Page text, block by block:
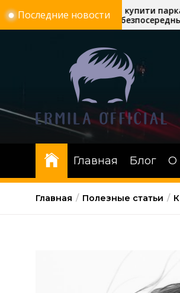
Перейти
к
Последние новости
5 причин купити паркан у
Полтаві безпосередньо у
виробника «Евроворота»
Главная Блог О
Главная Полезные статьи